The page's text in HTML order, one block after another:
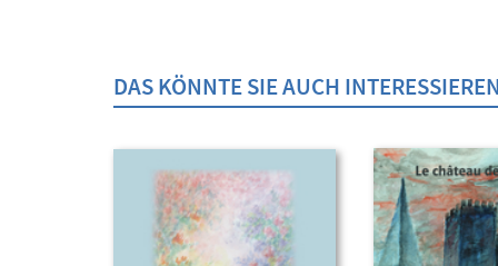
DAS KÖNNTE SIE AUCH